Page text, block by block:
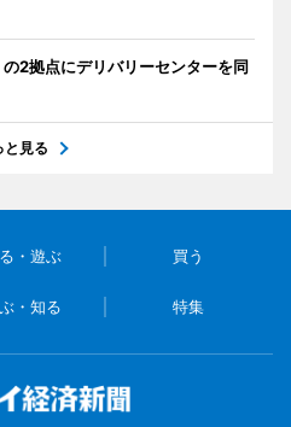
2拠点にデリバリーセンターを同
と見る
・遊ぶ 買う
・知る 特集